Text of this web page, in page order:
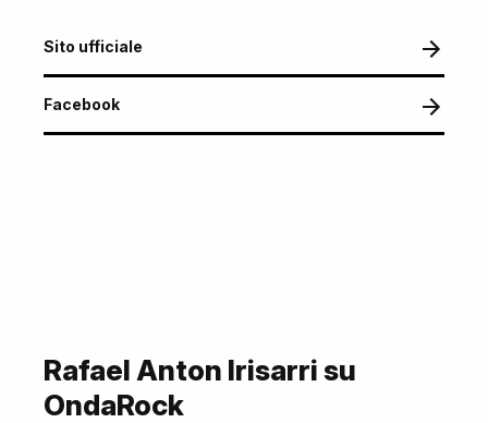
Sito ufficiale
Facebook
Rafael Anton Irisarri su
OndaRock